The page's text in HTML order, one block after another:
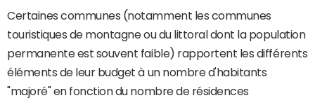
Certaines communes (notamment les communes
touristiques de montagne ou du littoral dont la population
permanente est souvent faible) rapportent les différents
éléments de leur budget à un nombre d'habitants
"majoré" en fonction du nombre de résidences